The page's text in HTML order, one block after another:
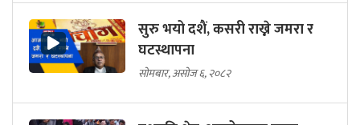
सुरु भयो दशैं, कसरी राख्ने जमरा र
घटस्थापना
सोमबार, असोज ६, २०८२